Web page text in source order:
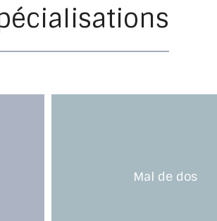
Mal de dos